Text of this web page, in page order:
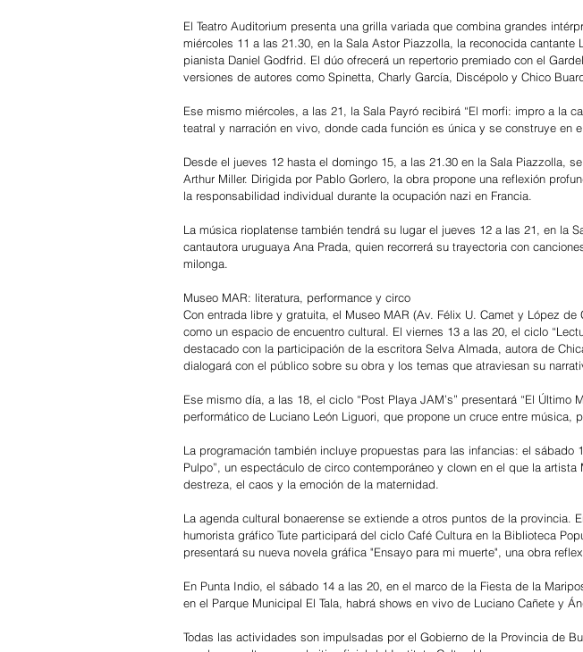
El Teatro Auditorium presenta una grilla variada que combina grandes
miércoles 11 a las 21.30, en la Sala Astor Piazzolla, la reconocida cantante
pianista Daniel Godfrid. El dúo ofrecerá un repertorio premiado con el
versiones de autores como Spinetta, Charly García, Discépolo y Chico
Ese mismo miércoles, a las 21, la Sala Payró recibirá “El morfi: impro a la
teatral y narración en vivo, donde cada función es única y se construye en
Desde el jueves 12 hasta el domingo 15, a las 21.30 en la Sala Piazzolla,
Arthur Miller. Dirigida por Pablo Gorlero, la obra propone una reflexión
la responsabilidad individual durante la ocupación nazi en Francia.
La música rioplatense también tendrá su lugar el jueves 12 a las 21, en la
cantautora uruguaya Ana Prada, quien recorrerá su trayectoria con
milonga.
Museo MAR: literatura, performance y circo
Con entrada libre y gratuita, el Museo MAR (Av. Félix U. Camet y López de
como un espacio de encuentro cultural. El viernes 13 a las 20, el ciclo
destacado con la participación de la escritora Selva Almada, autora de
dialogará con el público sobre su obra y los temas que atraviesan su
Ese mismo día, a las 18, el ciclo “Post Playa JAM’s” presentará “El Último
performático de Luciano León Liguori, que propone un cruce entre música,
La programación también incluye propuestas para las infancias: el sábado
Pulpo”, un espectáculo de circo contemporáneo y clown en el que la artista
destreza, el caos y la emoción de la maternidad.
La agenda cultural bonaerense se extiende a otros puntos de la provincia.
humorista gráfico Tute participará del ciclo Café Cultura en la Biblioteca
presentará su nueva novela gráfica "Ensayo para mi muerte", una obra
En Punta Indio, el sábado 14 a las 20, en el marco de la Fiesta de la
en el Parque Municipal El Tala, habrá shows en vivo de Luciano Cañete y
Todas las actividades son impulsadas por el Gobierno de la Provincia de